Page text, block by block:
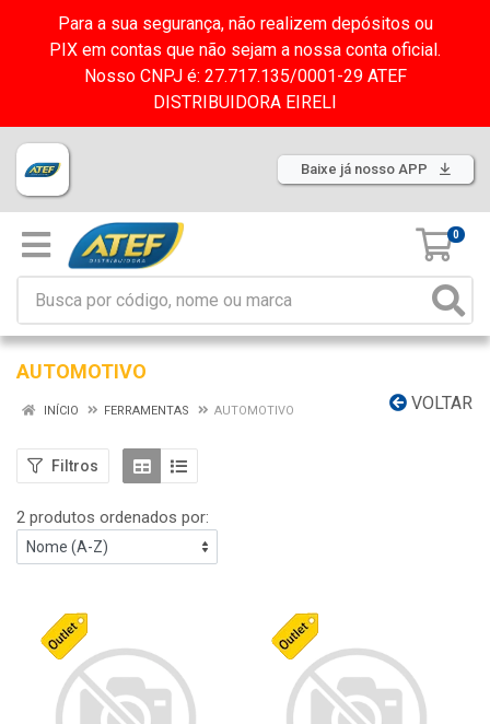
Para a sua segurança, não realizem depósitos ou
PIX em contas que não sejam a nossa conta oficial.
Nosso CNPJ é: 27.717.135/0001-29 ATEF
DISTRIBUIDORA EIRELI
Baixe já nosso APP
0
AUTOMOTIVO
VOLTAR
INÍCIO FERRAMENTAS AUTOMOTIVO
Filtros
2 produtos ordenados por: